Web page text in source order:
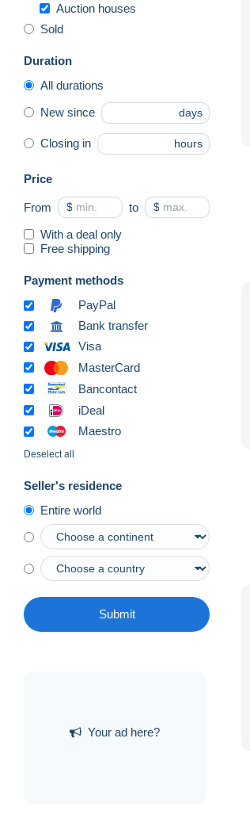
Auction houses
Sold
Duration
All durations
New since days
Closing in hours
Price
From $ to $
With a deal only
Free shipping
Payment methods
PayPal
Bank transfer
Visa
MasterCard
Bancontact
iDeal
Maestro
Deselect all
Seller's residence
Entire world
Submit
Your ad here?